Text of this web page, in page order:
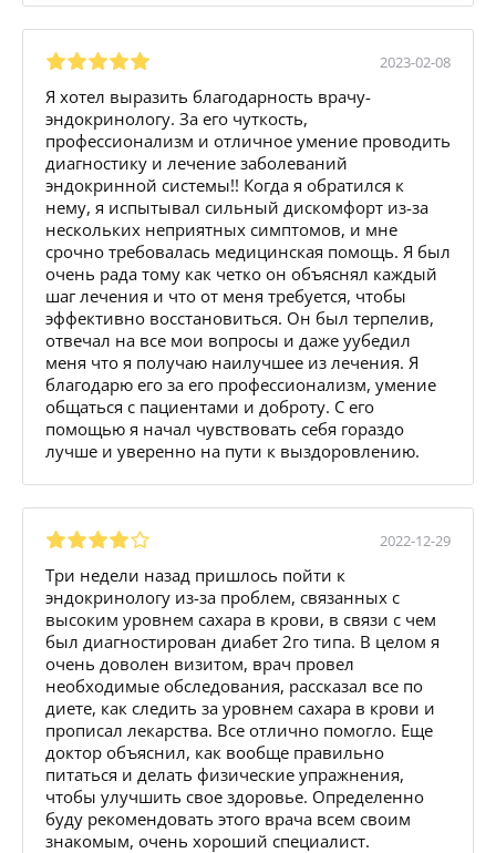
2023-02-08
Я хотел выразить благодарность врачу-
эндокринологу. За его чуткость,
профессионализм и отличное умение проводить
диагностику и лечение заболеваний
эндокринной системы!! Когда я обратился к
нему, я испытывал сильный дискомфорт из-за
нескольких неприятных симптомов, и мне
срочно требовалась медицинская помощь. Я был
очень рада тому как четко он объяснял каждый
шаг лечения и что от меня требуется, чтобы
эффективно восстановиться. Он был терпелив,
отвечал на все мои вопросы и даже уубедил
меня что я получаю наилучшее из лечения. Я
благодарю его за его профессионализм, умение
общаться с пациентами и доброту. С его
помощью я начал чувствовать себя гораздо
лучше и уверенно на пути к выздоровлению.
2022-12-29
Три недели назад пришлось пойти к
эндокринологу из-за проблем, связанных с
высоким уровнем сахара в крови, в связи с чем
был диагностирован диабет 2го типа. В целом я
очень доволен визитом, врач провел
необходимые обследования, рассказал все по
диете, как следить за уровнем сахара в крови и
прописал лекарства. Все отлично помогло. Еще
доктор объяснил, как вообще правильно
питаться и делать физические упражнения,
чтобы улучшить свое здоровье. Определенно
буду рекомендовать этого врача всем своим
знакомым, очень хороший специалист.